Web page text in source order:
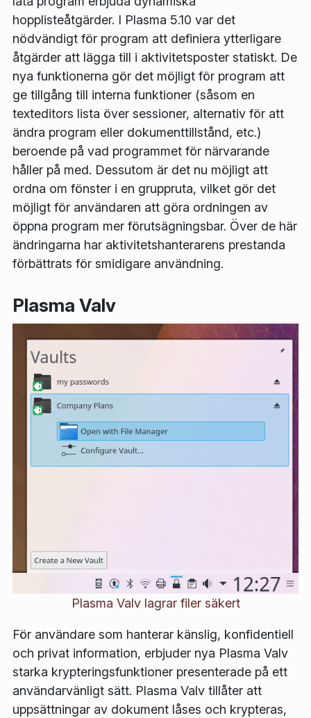
hopplisteåtgärder. I Plasma 5.10 var det
nödvändigt för program att definiera ytterligare
åtgärder att lägga till i aktivitetsposter statiskt. De
nya funktionerna gör det möjligt för program att
ge tillgång till interna funktioner (såsom en
texteditors lista över sessioner, alternativ för att
ändra program eller dokumenttillstånd, etc.)
beroende på vad programmet för närvarande
håller på med. Dessutom är det nu möjligt att
ordna om fönster i en gruppruta, vilket gör det
möjligt för användaren att göra ordningen av
öppna program mer förutsägningsbar. Över de här
ändringarna har aktivitetshanterarens prestanda
förbättrats för smidigare användning.
Plasma Valv
Plasma Valv lagrar filer säkert
För användare som hanterar känslig, konfidentiell
och privat information, erbjuder nya Plasma Valv
starka krypteringsfunktioner presenterade på ett
användarvänligt sätt. Plasma Valv tillåter att
uppsättningar av dokument låses och krypteras,